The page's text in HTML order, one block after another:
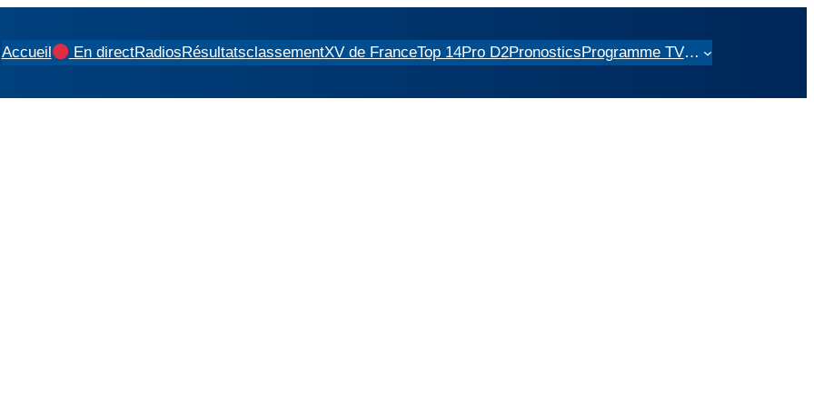
Accueil En directRadiosRésultatsclassementXV de FranceTop 14Pro D2PronosticsProgramme TV…